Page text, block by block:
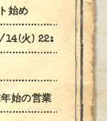
始め
14(火) 22:
始の営業